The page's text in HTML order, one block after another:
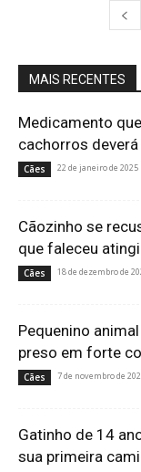
MAIS RECENTES
Medicamento
cachorros
Cães 22 de janeiro de 2025
Cãozinho se
que faleceu
Cães 18 de dezembro de
Pequenino
preso em forte
Cães 7 de novembro de
Gatinho de 14
sua primeira